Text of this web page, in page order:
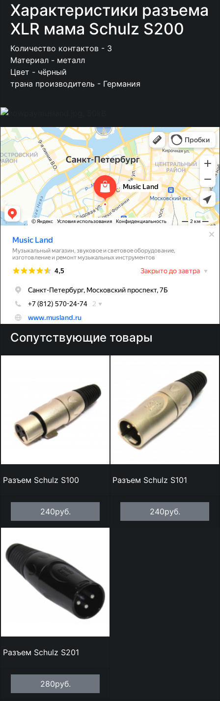
Характеристики разъема
XLR мама Schulz S200
Количество контактов - 3
Материал - металл
Цвет - чёрный
трана производитель - Германия
Сопутствующие товары
Разъем Schulz S100
240руб.
Разъем Schulz S101
240руб.
Разъем Schulz S201
280руб.